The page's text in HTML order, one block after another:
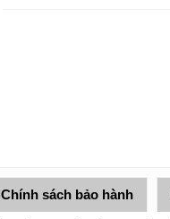
Chính sách bảo hành